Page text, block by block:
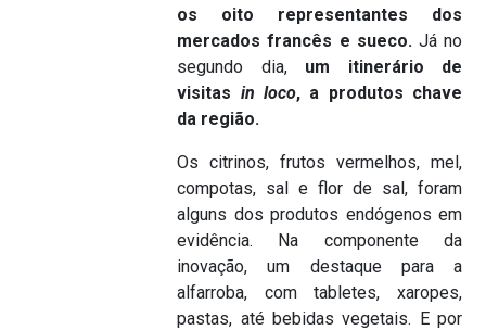
os oito representantes dos
mercados francês e sueco.Já no
segundo dia,um itinerário de
visitas in loco, a produtos chave
da região.
Os citrinos, frutos vermelhos, mel,
compotas, sal e flor de sal, foram
alguns dos produtos endógenos em
evidência. Na componente da
inovação, um destaque para a
alfarroba, com tabletes, xaropes,
pastas, até bebidas vegetais. E por